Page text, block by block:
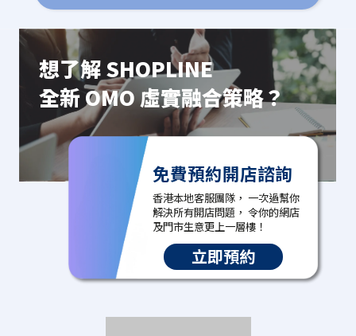
想了解 SHOPLINE
全新 OMO 虛實融合策略？
免費預約開店諮詢
香港本地客服團隊， 一次過幫你
解決所有開店問題， 令你的網店
及門市生意更上一層樓！
立即預約